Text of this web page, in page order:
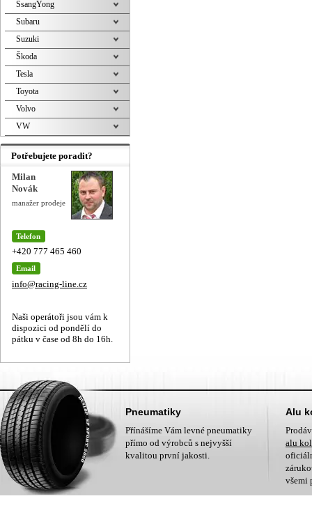
SsangYong
Subaru
Suzuki
Škoda
Tesla
Toyota
Volvo
VW
Potřebujete poradit?
Milan
Novák
manažer prodeje
Telefon
+420 777 465 460
Email
info@racing-line.cz
Naši operátoři jsou vám k
dispozici od pondělí do
pátku v čase od 8h do 16h.
Pneumatiky
Přínášíme Vám levné pneumatiky
přímo od výrobců s nejvyšší
kvalitou první jakosti.
Alu
alu
všemi